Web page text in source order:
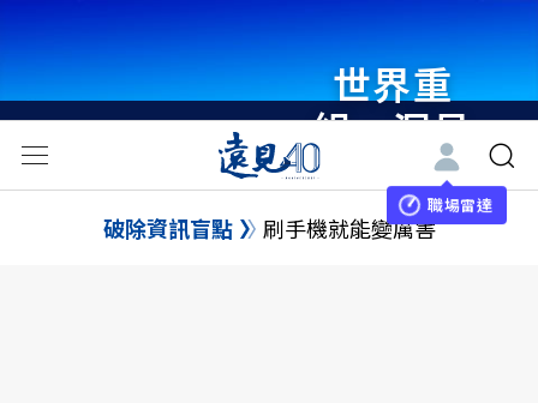
世界重
組・洞見
未來 與
世界領袖
職場雷達
破除資訊盲點 刷手機就能變厲害